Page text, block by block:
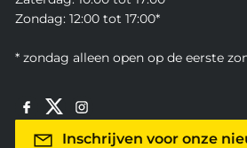
Zondag: 12:00 tot 17:00*
* zondag alleen open op de eerste
Inschrijven voor onze